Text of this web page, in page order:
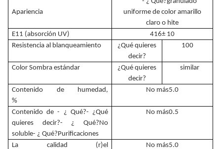
Apariencia
uniforme de color amarillo
claro o hite
E11 (absorción UV)
416± 10
Resistencia al blanqueamiento
¿Qué quieres
decir?
100
Color Sombra estándar
¿Qué quieres
decir?
similar
Contenido de humedad,
%
No más5.0
Contenido de - ¿ Qué?- ¿Qué
quieres decir?- ¿ Qué?No
soluble- ¿ Qué?Purificaciones
No más0.5
La calidad (r)el
No más5.0